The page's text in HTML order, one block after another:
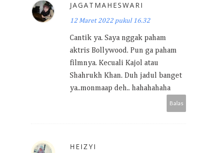
JAGATMAHESWARI
12 Maret 2022 pukul 16.32
Cantik ya. Saya nggak paham
aktris Bollywood. Pun ga paham
filmnya. Kecuali Kajol atau
Shahrukh Khan. Duh jadul banget
ya..monmaap deh.. hahahahaha
Balas
HEIZYI